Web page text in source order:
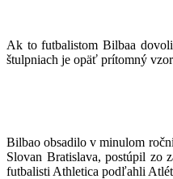
Ak to futbalistom Bilbaa
štulpniach je opäť prítomný
Bilbao obsadilo v minulom
Slovan Bratislava, postúpil zo
futbalisti Athletica podľahli